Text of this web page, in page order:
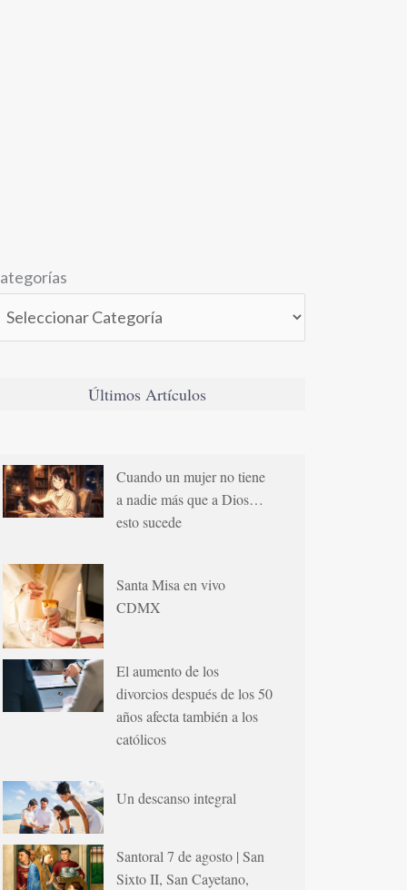
Últimos Artículos
Cuando un mujer no tiene
a nadie más que a Dios…
esto sucede
Santa Misa en vivo
CDMX
El aumento de los
divorcios después de los 50
años afecta también a los
católicos
Un descanso integral
Santoral 7 de agosto | San
Sixto II, San Cayetano,